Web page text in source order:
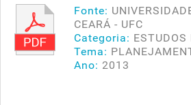
Fonte:
CEARÁ - UFC
Categoria: ESTUDOS
Tema:
Ano: 2013